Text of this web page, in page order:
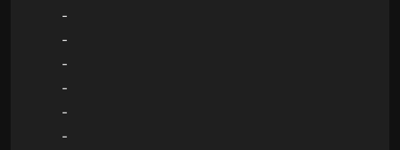
-
-
-
-
-
-